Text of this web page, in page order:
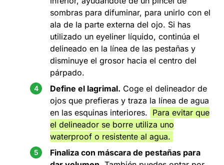
sombras para difuminar, para unirlo con el
ala de la parte externa del ojo. Si has
utilizado un eyeliner líquido, continúa el
delineado en la línea de las pestañas y
disminuye el grosor hacia el centro del
párpado.
Define el lagrimal. Coge el delineador de
ojos que prefieras y traza la línea de agua
en las esquinas interiores. Para evitar que
el delineador se borre utiliza uno
waterproof o resistente al agua.
Finaliza con máscara de pestañas para